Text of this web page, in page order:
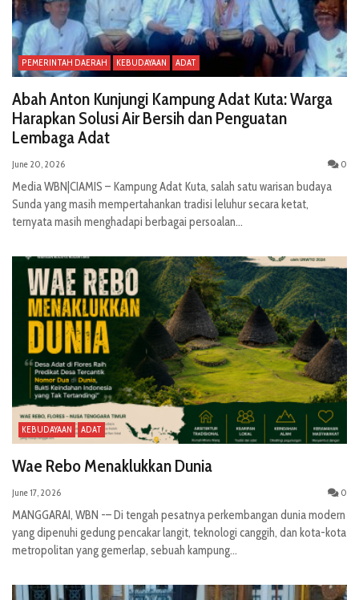
PEMERINTAH DAERAH KEBUDAYAAN ADAT
Abah Anton Kunjungi Kampung Adat Kuta: Warga
Harapkan Solusi Air Bersih dan Penguatan
Lembaga Adat
June 20, 2026 0
Media WBN|CIAMIS – Kampung Adat Kuta, salah satu warisan budaya
Sunda yang masih mempertahankan tradisi leluhur secara ketat,
ternyata masih menghadapi berbagai persoalan...
KEBUDAYAAN ADAT
Wae Rebo Menaklukkan Dunia
June 17, 2026 0
MANGGARAI, WBN -– Di tengah pesatnya perkembangan dunia modern
yang dipenuhi gedung pencakar langit, teknologi canggih, dan kota-kota
metropolitan yang gemerlap, sebuah kampung...